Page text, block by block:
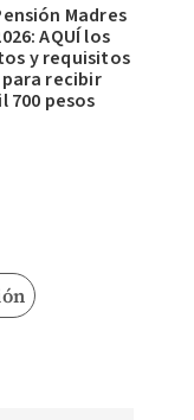
Madres
AQUÍ los
y requisitos
recibir
700 pesos